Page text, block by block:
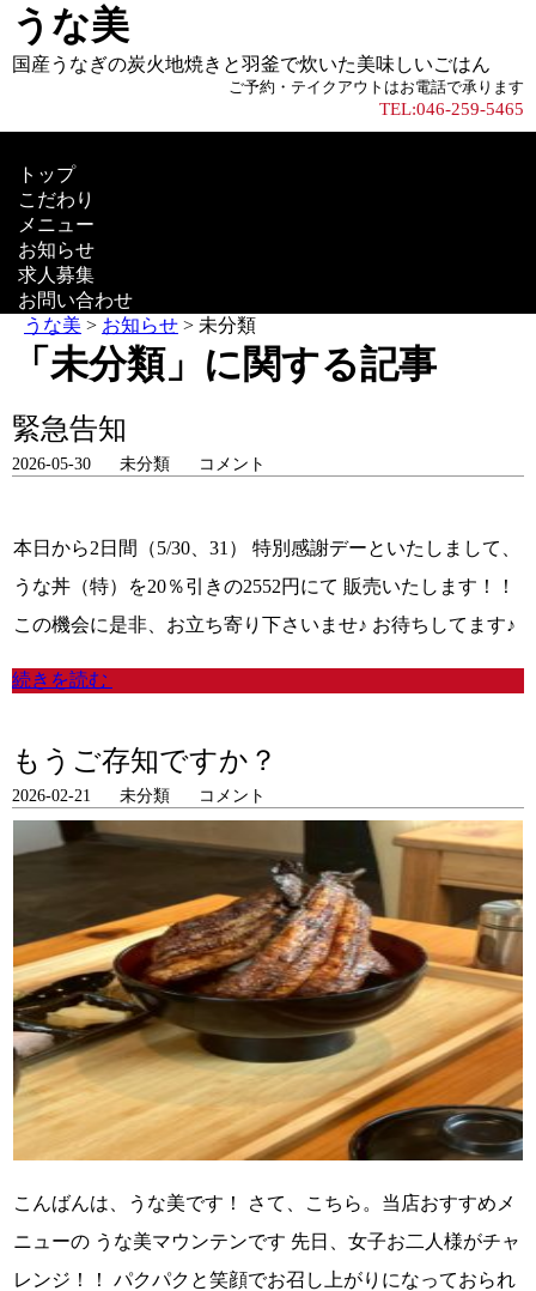
うな美
国産うなぎの炭火地焼きと羽釜で炊いた美味しいごはん
ご予約・テイクアウトはお電話で承ります
TEL:046-259-5465
トップ
こだわり
メニュー
お知らせ
求人募集
お問い合わせ
うな美 > お知らせ > 未分類
「未分類」に関する記事
緊急告知
2026-05-30 未分類 コメント
本日から2日間（5/30、31） 特別感謝デーといたしまして、
うな丼（特）を20％引きの2552円にて 販売いたします！！
この機会に是非、お立ち寄り下さいませ♪ お待ちしてます♪
続きを読む
もうご存知ですか？
2026-02-21 未分類 コメント
こんばんは、うな美です！ さて、こちら。当店おすすめメ
ニューの うな美マウンテンです 先日、女子お二人様がチャ
レンジ！！ パクパクと笑顔でお召し上がりになっておられ